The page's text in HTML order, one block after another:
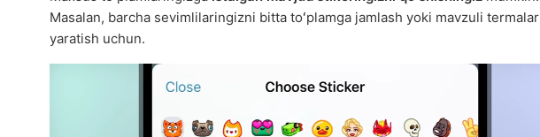
Masalan, barcha sevimlilaringizni bitta toʻplamga jamlash yoki mavzuli termalar
yaratish uchun.